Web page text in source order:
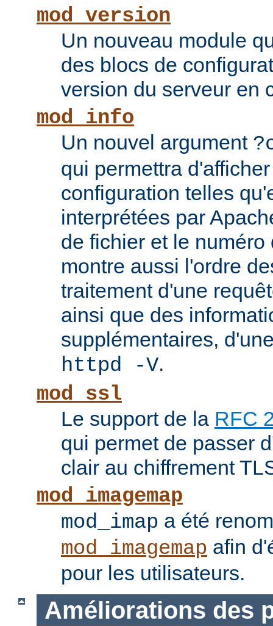
mod_version
Un nouveau module
des blocs de
version du serveur en
mod_info
Un nouvel argument
qui permettra
configuration telles
interprétées par
de fichier et le
montre aussi l'ordre
traitement d'une
ainsi que des
supplémentaires,
httpd -V.
mod_ssl
Le support de la RFC
qui permet de passer
clair au chiffrement
mod_imagemap
mod_imap a été
mod_imagemap afin
pour les utilisateurs.
Améliorations des